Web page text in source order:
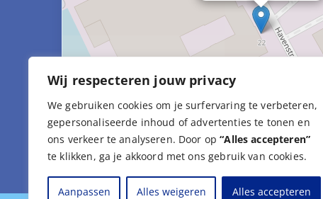
Wij respecteren jouw privacy
We gebruiken cookies om je surfervaring te verbeteren,
gepersonaliseerde inhoud of advertenties te tonen en
ons verkeer te analyseren. Door op“Alles accepteren”
te klikken, ga je akkoord met ons gebruik van cookies.
Aanpassen Alles weigeren Alles accepteren
Leaflet